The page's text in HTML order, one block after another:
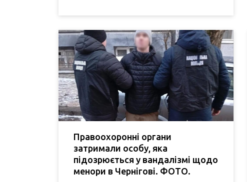
Правоохоронні органи
затримали особу, яка
підозрюється у вандалізмі щодо
менори в Чернігові. ФОТО.